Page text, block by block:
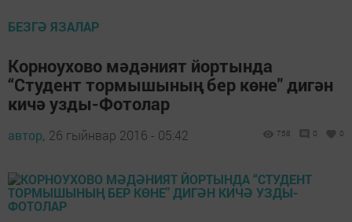
БЕЗГӘ ЯЗАЛАР
Корноухово мәдәният йортында
“Студент тормышының бер көне" дигән
кичә узды-Фотолар
автор, 26 гыйнвар 2016 - 05:42 758 0 0